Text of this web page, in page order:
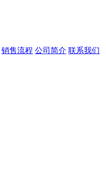
销售流程 公司简介 联系我们